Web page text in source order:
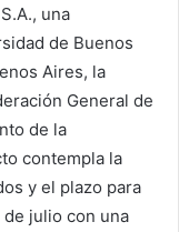
una
de Buenos
Aires, la
General de
de la
contempla la
y el plazo para
julio con una